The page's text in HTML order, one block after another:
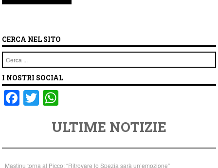
CERCA NEL SITO
Cerca
I NOSTRI SOCIAL
F
e
b
T
er
at
s
A
ULTIME NOTIZIE
Mastinu torna al Picco: “Ritrovare lo Spezia sarà un’emozione”